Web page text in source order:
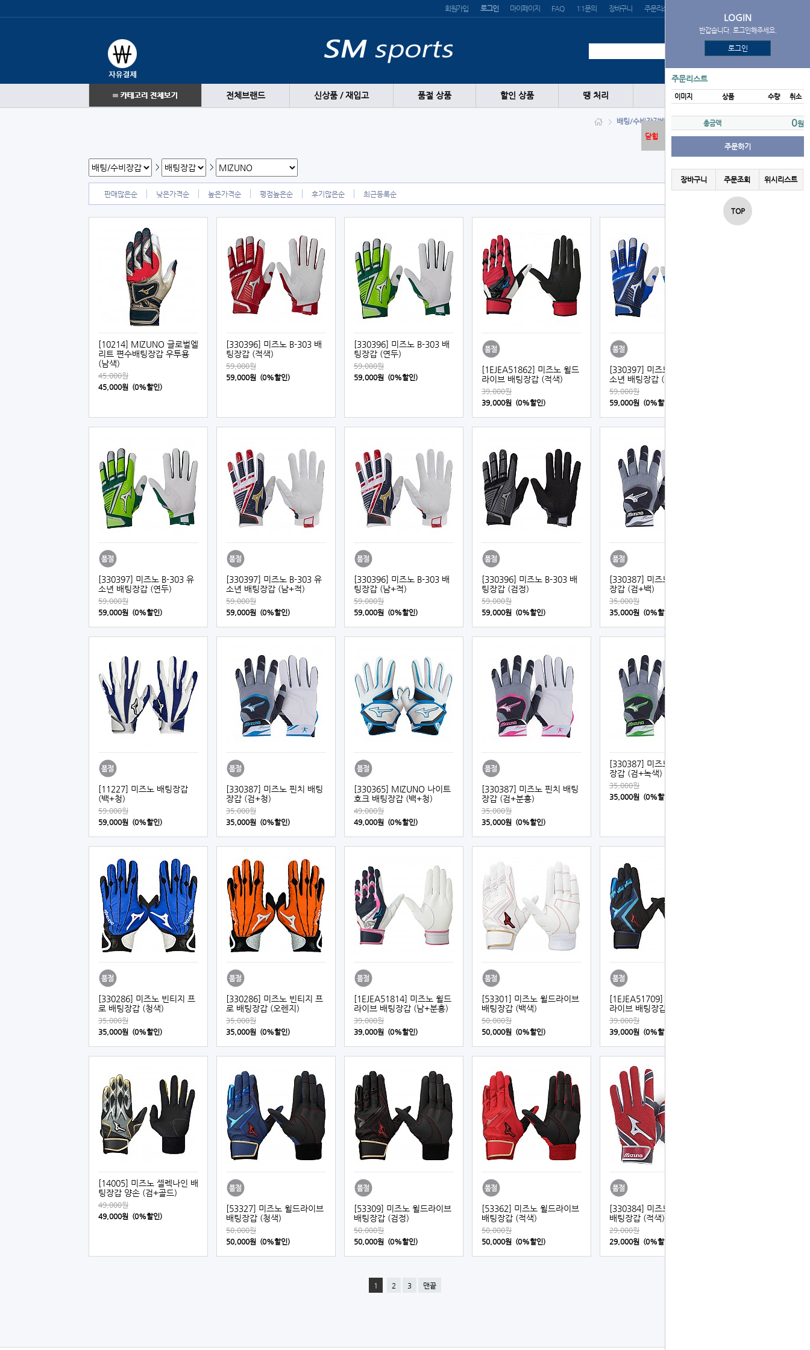
회원가입 로그인 마이페이지 FAQ 1:1문의 장바구니 주문리스트
전체브랜드 신상품 / 재입고 품절 상품 할인 상품 땡 처리
배팅/수비장갑배팅장갑 MIZUNO
LOGIN
반갑습니다. 로그인해주세요.
로그인
주문리스트
이미지 상품 수량 취소
총금액 0원
주문하기
장바구니 주문조회 위시리스트
TOP
닫힘
> >
판매많은순 낮은가격순 높은가격순 평점높은순 후기많은순 최근등록순
[10214] MIZUNO 글로벌엘
리트 편수배팅장갑 우투용
(남색)
45,000원
45,000원 (0%할인)
[330396] 미즈노 B-303 배
팅장갑 (적색)
59,000원
59,000원 (0%할인)
[330396] 미즈노 B-303 배
팅장갑 (연두)
59,000원
59,000원 (0%할인)
[1EJEA51862] 미즈노 윌드
라이브 배팅장갑 (적색)
39,000원
39,000원 (0%할인)
[330397] 미즈노 B-303 유
소년 배팅장갑 (청색)
59,000원
59,000원 (0%할인)
[330397] 미즈노 B-303 유
소년 배팅장갑 (연두)
59,000원
59,000원 (0%할인)
[330397] 미즈노 B-303 유
소년 배팅장갑 (남+적)
59,000원
59,000원 (0%할인)
[330396] 미즈노 B-303 배
팅장갑 (남+적)
59,000원
59,000원 (0%할인)
[330396] 미즈노 B-303 배
팅장갑 (검정)
59,000원
59,000원 (0%할인)
[330387] 미즈노 핀치 배팅
장갑 (검+백)
35,000원
35,000원 (0%할인)
[11227] 미즈노 배팅장갑
(백+청)
59,000원
59,000원 (0%할인)
[330387] 미즈노 핀치 배팅
장갑 (검+청)
35,000원
35,000원 (0%할인)
[330365] MIZUNO 나이트
호크 배팅장갑 (백+청)
49,000원
49,000원 (0%할인)
[330387] 미즈노 핀치 배팅
장갑 (검+분홍)
35,000원
35,000원 (0%할인)
[330387] 미즈노 핀치 배팅
장갑 (검+녹색)
35,000원
35,000원 (0%할인)
[330286] 미즈노 빈티지 프
로 배팅장갑 (청색)
35,000원
35,000원 (0%할인)
[330286] 미즈노 빈티지 프
로 배팅장갑 (오렌지)
35,000원
35,000원 (0%할인)
[1EJEA51814] 미즈노 윌드
라이브 배팅장갑 (남+분홍)
39,000원
39,000원 (0%할인)
[53301] 미즈노 윌드라이브
배팅장갑 (백색)
50,000원
50,000원 (0%할인)
[1EJEA51709] 미즈노 윌드
라이브 배팅장갑 (검+청)
39,000원
39,000원 (0%할인)
[14005] 미즈노 셀렉나인 배
팅장갑 양손 (검+골드)
49,000원
49,000원 (0%할인)
[53327] 미즈노 윌드라이브
배팅장갑 (청색)
50,000원
50,000원 (0%할인)
[53309] 미즈노 윌드라이브
배팅장갑 (검정)
50,000원
50,000원 (0%할인)
[53362] 미즈노 윌드라이브
배팅장갑 (적색)
50,000원
50,000원 (0%할인)
[330384] 미즈노 성인 MVP
배팅장갑 (적색)
29,000원
29,000원 (0%할인)
1 2 3 맨끝